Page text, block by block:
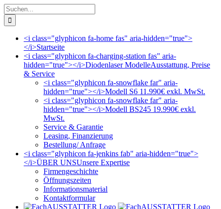
Zum
Inhalt
springen
Suche
nach:
<i class="glyphicon fa-home fas" aria-hidden="true">
</i>Startseite
<i class="glyphicon fa-charging-station fas" aria-
hidden="true"></i>Diodenlaser ModelleAusstattung, Preise
& Service
<i class="glyphicon fa-snowflake far" aria-
hidden="true"></i>Modell S6 11.990€ exkl. MwSt.
<i class="glyphicon fa-snowflake far" aria-
hidden="true"></i>Modell BS245 19.990€ exkl.
MwSt.
Service & Garantie
Leasing, Finanzierung
Bestellung/ Anfrage
<i class="glyphicon fa-jenkins fab" aria-hidden="true">
</i>ÜBER UNSUnsere Expertise
Firmengeschichte
Öffnungszeiten
Informationsmaterial
Kontaktformular